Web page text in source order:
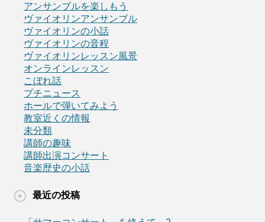
アンサンブルを楽しもう
ヴァイオリンアンサンブル
ヴァイオリンの小話
ヴァイオリンの音程
ヴァイオリンレッスン風景
オンラインレッスン
こぼれ話
プチニュース
ホールで弾いてみよう
教室近くの情報
未分類
講師の趣味
講師出演コンサート
音楽歴史の小話
最近の投稿